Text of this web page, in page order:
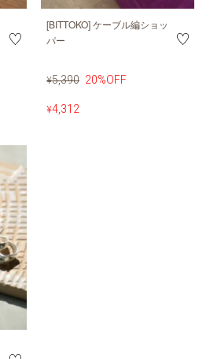
[BITTOKO] ケーブル編ショッ
パー
¥5,390 20%OFF
¥4,312